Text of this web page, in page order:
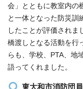
会」とともに教室内の
と一体となった防災訓
したことが評価されま
橋渡しとなる活動を行
らも、学校、PTA、地
語ってくれました。
東大和市消防団